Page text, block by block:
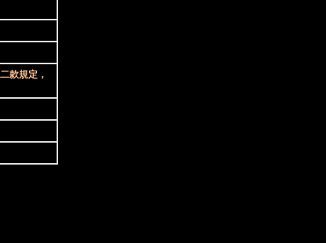
款規定，